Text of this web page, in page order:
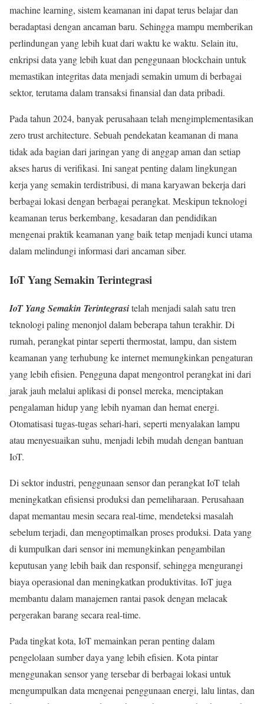
machine learning, sistem keamanan ini dapat terus belajar dan
beradaptasi dengan ancaman baru. Sehingga mampu memberikan
perlindungan yang lebih kuat dari waktu ke waktu. Selain itu,
enkripsi data yang lebih kuat dan penggunaan blockchain untuk
memastikan integritas data menjadi semakin umum di berbagai
sektor, terutama dalam transaksi finansial dan data pribadi.
Pada tahun 2024, banyak perusahaan telah mengimplementasikan
zero trust architecture. Sebuah pendekatan keamanan di mana
tidak ada bagian dari jaringan yang di anggap aman dan setiap
akses harus di verifikasi. Ini sangat penting dalam lingkungan
kerja yang semakin terdistribusi, di mana karyawan bekerja dari
berbagai lokasi dengan berbagai perangkat. Meskipun teknologi
keamanan terus berkembang, kesadaran dan pendidikan
mengenai praktik keamanan yang baik tetap menjadi kunci utama
dalam melindungi informasi dari ancaman siber.
IoT Yang Semakin Terintegrasi
IoT Yang Semakin Terintegrasitelah menjadi salah satu tren
teknologi paling menonjol dalam beberapa tahun terakhir. Di
rumah, perangkat pintar seperti thermostat, lampu, dan sistem
keamanan yang terhubung ke internet memungkinkan pengaturan
yang lebih efisien. Pengguna dapat mengontrol perangkat ini dari
jarak jauh melalui aplikasi di ponsel mereka, menciptakan
pengalaman hidup yang lebih nyaman dan hemat energi.
Otomatisasi tugas-tugas sehari-hari, seperti menyalakan lampu
atau menyesuaikan suhu, menjadi lebih mudah dengan bantuan
IoT.
Di sektor industri, penggunaan sensor dan perangkat IoT telah
meningkatkan efisiensi produksi dan pemeliharaan. Perusahaan
dapat memantau mesin secara real-time, mendeteksi masalah
sebelum terjadi, dan mengoptimalkan proses produksi. Data yang
di kumpulkan dari sensor ini memungkinkan pengambilan
keputusan yang lebih baik dan responsif, sehingga mengurangi
biaya operasional dan meningkatkan produktivitas. IoT juga
membantu dalam manajemen rantai pasok dengan melacak
pergerakan barang secara real-time.
Pada tingkat kota, IoT memainkan peran penting dalam
pengelolaan sumber daya yang lebih efisien. Kota pintar
menggunakan sensor yang tersebar di berbagai lokasi untuk
mengumpulkan data mengenai penggunaan energi, lalu lintas, dan